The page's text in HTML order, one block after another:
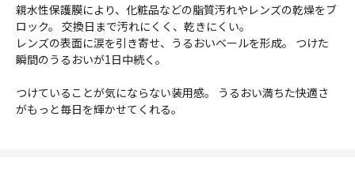
親水性保護膜により、化粧品などの脂質汚れやレンズの乾燥をブ
ロック。 交換日まで汚れにくく、乾きにくい。
レンズの表面に涙を引き寄せ、うるおいベールを形成。 つけた
瞬間のうるおいが1日中続く。
つけていることが気にならない装用感。 うるおい満ちた快適さ
がもっと毎日を輝かせてくれる。